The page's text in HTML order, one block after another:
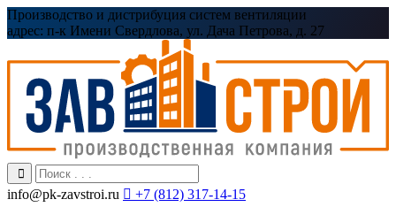
Производство и дистрибуция систем вентиляции
адрес: п-к Имени Свердлова, ул. Дача Петрова, д. 27
info@pk-zavstroi.ru  +7 (812) 317-14-15